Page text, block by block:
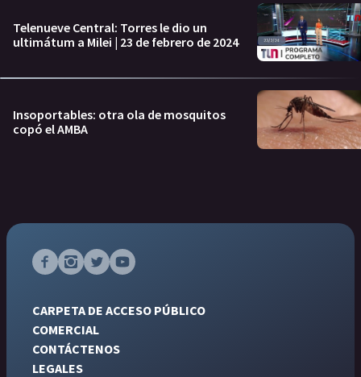
Telenueve Central: Torres le dio un
ultimátum a Milei | 23 de febrero de 2024
Insoportables: otra ola de mosquitos
copó el AMBA
CARPETA DE ACCESO PÚBLICO
COMERCIAL
CONTÁCTENOS
LEGALES